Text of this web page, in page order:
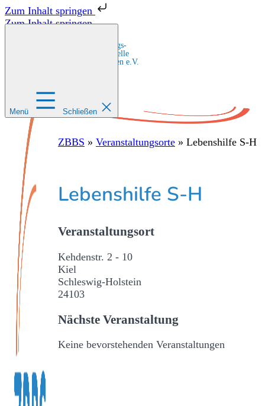
Zum Inhalt springen
Zum Inhalt springen
Zentrale Bildungs-
und Beratungsstelle
für Migrant:innen e.V.
Menü Schließen
ZBBS » Veranstaltungsorte » Lebenshilfe S-H
Lebenshilfe S-H
Veranstaltungsort
Kehdenstr. 2 - 10
Kiel
Schleswig-Holstein
24103
Nächste Veranstaltung
Keine bevorstehenden Veranstaltungen